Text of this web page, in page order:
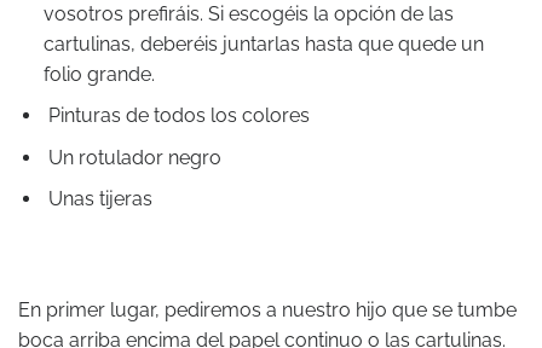
vosotros prefiráis. Si escogéis la opción de las
cartulinas, deberéis juntarlas hasta que quede un
folio grande.
Pinturas de todos los colores
Un rotulador negro
Unas tijeras
En primer lugar, pediremos a nuestro hijo que se tumbe
boca arriba encima del papel continuo o las cartulinas.